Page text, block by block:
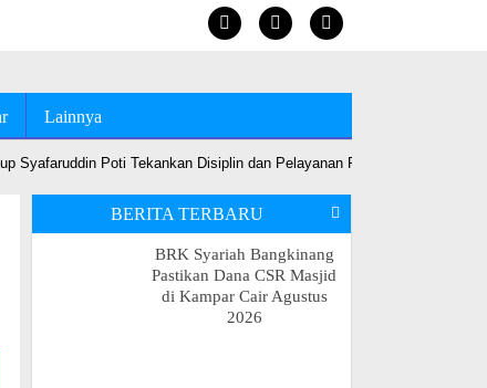
Lainnya
Syafaruddin Poti Tekankan Disiplin dan Pelayanan Prima
BERITA TERBARU
BRK Syariah Bangkinang
Pastikan Dana CSR Masjid
di Kampar Cair Agustus
2026